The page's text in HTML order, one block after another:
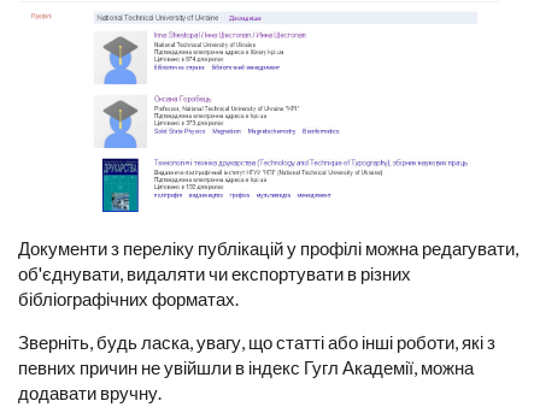
Документи з переліку публікацій у профілі можна редагувати,
об'єднувати, видаляти чи експортувати в різних
бібліографічних форматах.
Зверніть, будь ласка, увагу, що статті або інші роботи, які з
певних причин не увійшли в індекс Гугл Академії, можна
додавати вручну.